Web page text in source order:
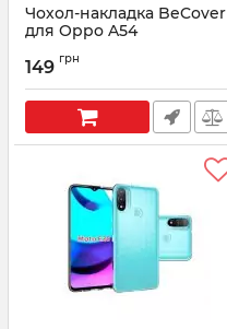
Чохол-накладка BeCover
для Oppo A54
Артикул:
149 грн